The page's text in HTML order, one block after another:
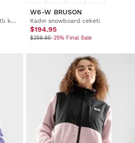
Kadın kalın polar yarım çıtçıtlı kazak
W6-W BRUSON
Kadın snowboard ceketi
$194.95
$259.95-25% Final Sale